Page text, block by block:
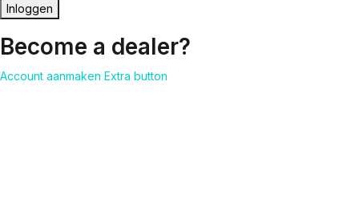
Inloggen
Become a dealer?
Account aanmaken Extra button